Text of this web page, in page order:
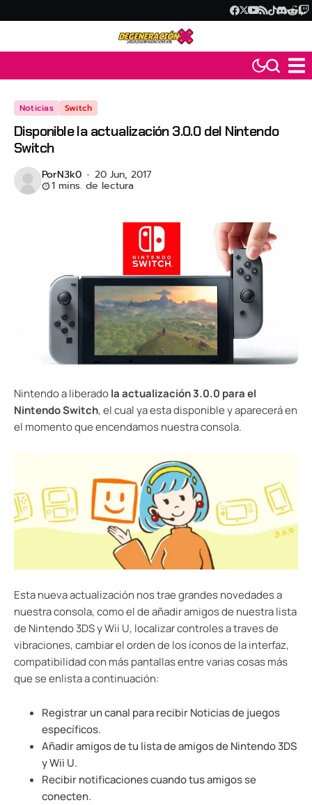
Noticias Switch
Disponible la actualización 3.0.0 del Nintendo
Switch
PorN3k0 20 Jun, 2017
1 mins. de lectura
Nintendo a liberadola actualización 3.0.0 para el
Nintendo Switch, el cual ya esta disponible y aparecerá en
el momento que encendamos nuestra consola.
Esta nueva actualización nos trae grandes novedades a
nuestra consola, como el de añadir amigos de nuestra lista
de Nintendo 3DS y Wii U, localizar controles a traves de
vibraciones, cambiar el orden de los íconos de la interfaz,
compatibilidad con más pantallas entre varias cosas más
que se enlista a continuación:
Registrar un canal para recibir Noticias de juegos
específicos.
Añadir amigos de tu lista de amigos de Nintendo 3DS
y Wii U.
Recibir notificaciones cuando tus amigos se
conecten.